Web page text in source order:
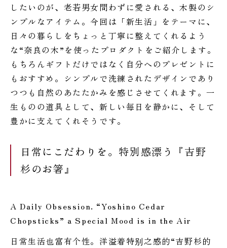
したいのが、老若男女問わずに愛される、木製のシ
ンプルなアイテム。今回は「新生活」をテーマに、
日々の暮らしをちょっと丁寧に整えてくれるよう
な“奈良の木”を使ったプロダクトをご紹介します。
もちろんギフトだけではなく自分へのプレゼントに
もおすすめ。シンプルで洗練されたデザインであり
つつも自然のあたたかみを感じさせてくれます。一
生ものの道具として、新しい毎日を静かに、そして
豊かに支えてくれそうです。
日常にこだわりを。特別感漂う『吉野
杉のお箸』
A Daily Obsession. “Yoshino Cedar
Chopsticks” a Special Mood is in the Air
日常生活也富有个性。洋溢着特别之感的“吉野杉的